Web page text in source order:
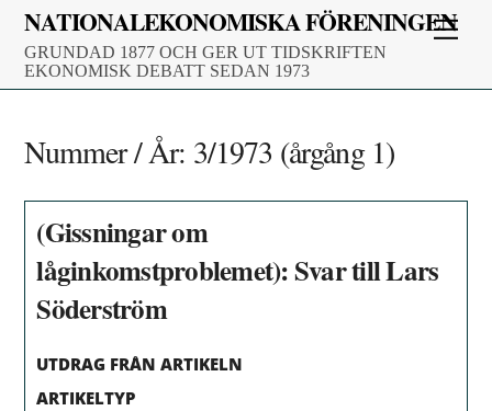
Skip
content
NATIONALEKONOMISKA FÖRENINGEN
GRUNDAD 1877 OCH GER UT TIDSKRIFTEN
EKONOMISK DEBATT SEDAN 1973
Nummer / År: 3/1973 (årgång 1)
(Gissningar om
låginkomstproblemet): Svar till Lars
Söderström
UTDRAG FRÅN ARTIKELN
ARTIKELTYP